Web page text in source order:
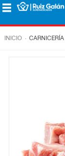
Saltar al contenido
CORPORATIVO
INICIO . CARNICERÍA